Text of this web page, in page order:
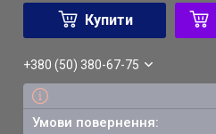
Купити
+380 (50) 380-67-75